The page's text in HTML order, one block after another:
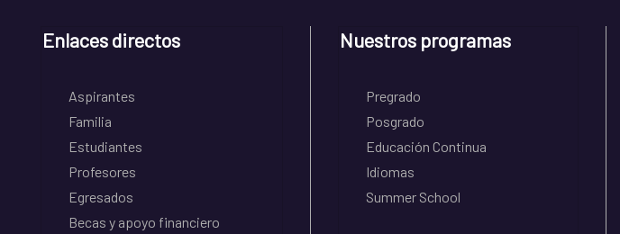
Enlaces directos
Aspirantes
Familia
Estudiantes
Profesores
Egresados
Becas y apoyo financiero
Nuestros programas
Pregrado
Posgrado
Educación Continua
Idiomas
Summer School